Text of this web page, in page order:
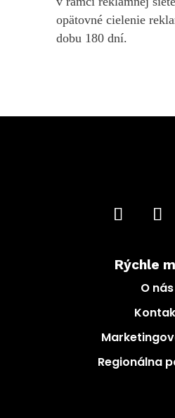
opätovné cielenie
dobu 180 dní.
Rýchle
O nás
Regionálna
Hoci sa to nezdá, aj
teda potrebujeme vylepšiť...